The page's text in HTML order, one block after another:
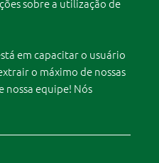
sobre a utilização de
em capacitar o usuário
o máximo de nossas
nossa equipe! Nós